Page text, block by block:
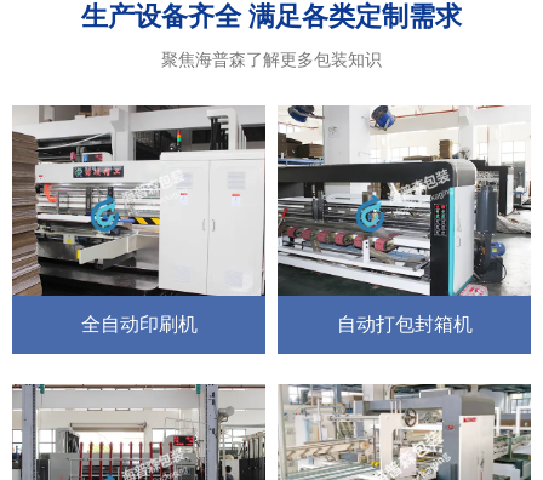
生产设备齐全 满足各类定制需求
聚焦海普森了解更多包装知识
全自动印刷机 自动打包封箱机